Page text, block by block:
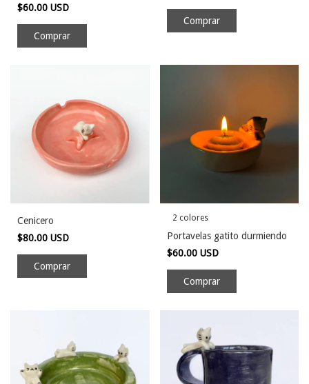
$60.00 USD
Comprar
Cenicero
$80.00 USD
2 colores
Portavelas gatito durmiendo
$60.00 USD
Comprar